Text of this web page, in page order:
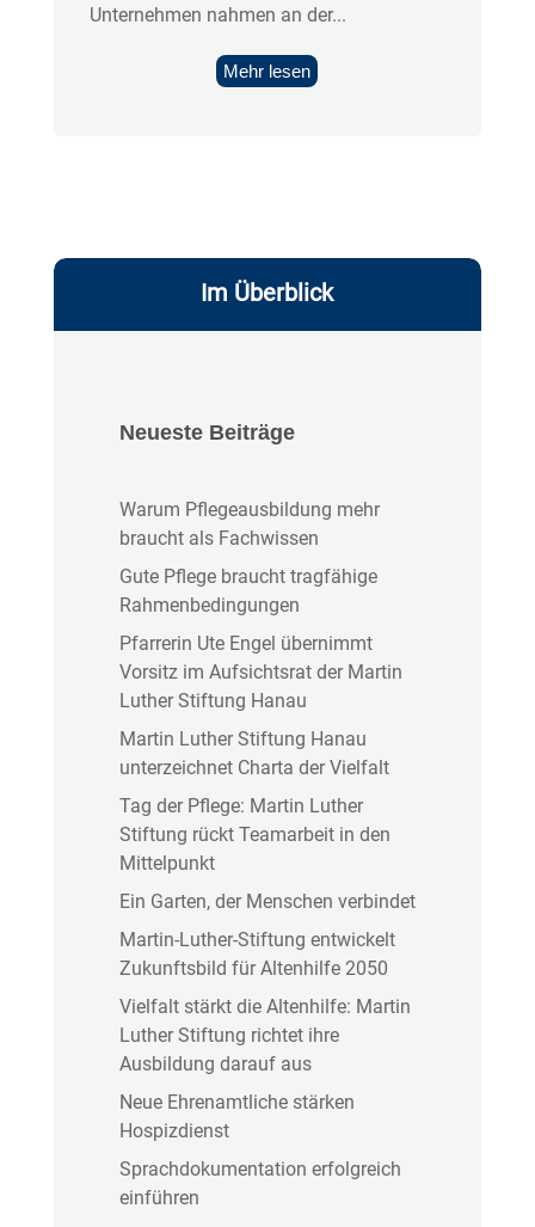
Unternehmen nahmen an der...
Mehr lesen
Im Überblick
Neueste Beiträge
Warum Pflegeausbildung mehr
braucht als Fachwissen
Gute Pflege braucht tragfähige
Rahmenbedingungen
Pfarrerin Ute Engel übernimmt
Vorsitz im Aufsichtsrat der Martin
Luther Stiftung Hanau
Martin Luther Stiftung Hanau
unterzeichnet Charta der Vielfalt
Tag der Pflege: Martin Luther
Stiftung rückt Teamarbeit in den
Mittelpunkt
Ein Garten, der Menschen verbindet
Martin-Luther-Stiftung entwickelt
Zukunftsbild für Altenhilfe 2050
Vielfalt stärkt die Altenhilfe: Martin
Luther Stiftung richtet ihre
Ausbildung darauf aus
Neue Ehrenamtliche stärken
Hospizdienst
Sprachdokumentation erfolgreich
einführen